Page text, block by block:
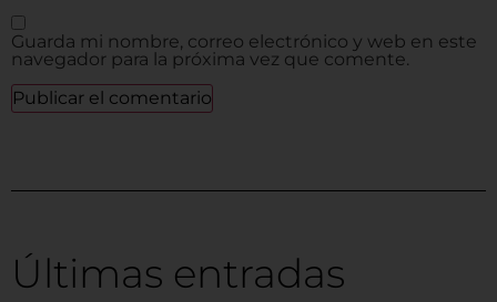
Guarda mi nombre, correo electrónico y web en este
navegador para la próxima vez que comente.
Últimas entradas